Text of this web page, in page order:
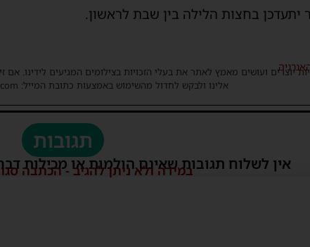
יתעדכן בחצות הלילה בין שבת לראשון.
יוצרים ועושים מאמץ לאתר את בעלי הזכויות בצילומים המגיעים לידינו.
אלינו ולבקש לחדול מהשימוש באמצעות כתובת המייל: haredim.ashdod@gmail.com
תגובות
אין לשלוח תגובות שאינם הולמות או מכילות
במידה ולא ניתן להגיב - הכתבה